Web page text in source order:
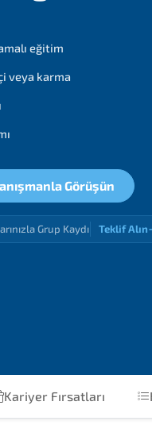
eğitim
veya karma
Görüşün
Grup Kaydı Teklif Alın
Kariyer Fırsatları